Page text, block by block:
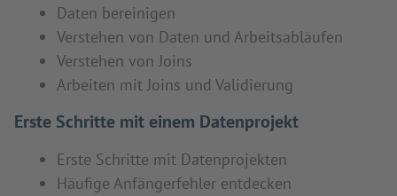
Daten bereinigen
Verstehen von Daten und Arbeitsabläufen
Verstehen von Joins
Arbeiten mit Joins und Validierung
Erste Schritte mit einem Datenprojekt
Erste Schritte mit Datenprojekten
Häufige Anfängerfehler entdecken